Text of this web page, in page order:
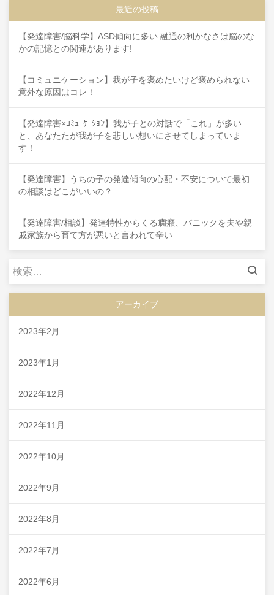
最近の投稿
【発達障害/脳科学】ASD傾向に多い 融通の利かなさは脳のな
かの記憶との関連があります!
【コミュニケーション】我が子を褒めたいけど褒められない
意外な原因はコレ！
【発達障害×ｺﾐｭﾆｹｰｼｮﾝ】我が子との対話で「これ」が多い
と、あなたたが我が子を悲しい想いにさせてしまっていま
す！
【発達障害】うちの子の発達傾向の心配・不安について最初
の相談はどこがいいの？
【発達障害/相談】発達特性からくる癇癪、パニックを夫や親
戚家族から育て方が悪いと言われて辛い
検
アーカイブ
2023年2月
2023年1月
2022年12月
2022年11月
2022年10月
2022年9月
2022年8月
2022年7月
2022年6月